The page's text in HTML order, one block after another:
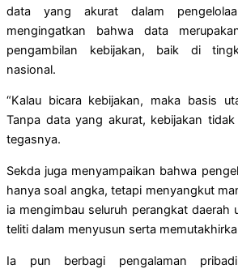
data yang akurat dalam
mengingatkan bahwa data
pengambilan kebijakan, baik di
nasional.
“Kalau bicara kebijakan, maka basis
Tanpa data yang akurat, kebijakan tidak
tegasnya.
Sekda juga menyampaikan bahwa
hanya soal angka, tetapi menyangkut
ia mengimbau seluruh perangkat daerah
teliti dalam menyusun serta
Ia pun berbagi pengalaman